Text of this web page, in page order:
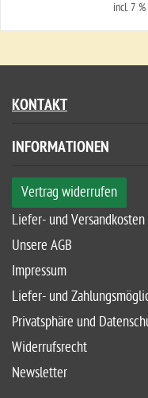
incl. 7
KONTAKT
INFORMATIONEN
Vertrag widerrufen
Liefer- und Versandkosten
Unsere AGB
Impressum
Liefer- und
Privatsphäre und
Widerrufsrecht
Newsletter